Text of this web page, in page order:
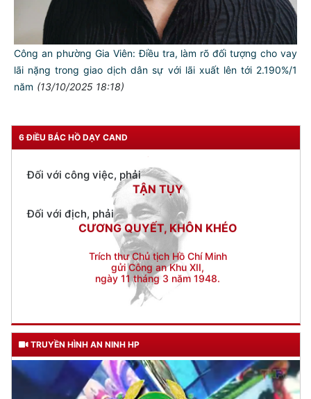
Công an phường Gia Viên: Điều tra, làm rõ đối tượng cho vay
lãi nặng trong giao dịch dân sự với lãi xuất lên tới 2.190%/1
năm (13/10/2025 18:18)
6 ĐIỀU BÁC HỒ DẠY CAND
Đối với đồng sự, phải
THÂN ÁI GIÚP ĐỠ
Đối với chính phủ, phải
TUYỆT ĐỐI TRUNG THÀNH
Đối với nhân dân, phải
KÍNH TRỌNG LỄ PHÉP
CƯƠNG QUYẾT, KHÔN KHÉO
Trích thư Chủ tịch Hồ Chí Minh
gửi Công an Khu XII,
ngày 11 tháng 3 năm 1948.
TRUYỀN HÌNH AN NINH HP